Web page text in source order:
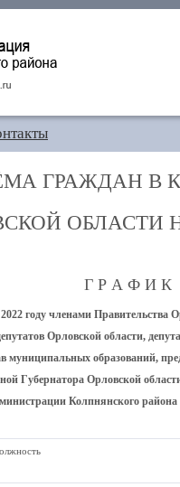
ГРАЖДАН В
ОБЛАСТИ
Г Р А Ф И К
году членами Правительства
Орловской области,
муниципальных образований,
Губернатора Орловской
Колпнянского